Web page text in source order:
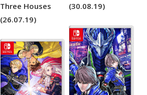
Three Houses
(26.07.19)
(30.08.19)